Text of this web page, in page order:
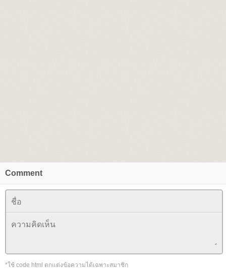
Comment
*ใช้ code html ตกแต่งข้อความได้เฉพาะสมาชิก